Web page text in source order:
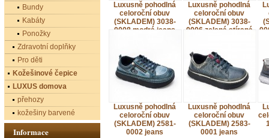
Luxusně pohodlná
celoroční obuv
(SKLADEM) 3038-
0008 modrá jeans
Luxusně pohodlná
celoroční obuv
(SKLADEM) 3038-
0006 zelená stíraná
Luxusně pohodlná
celoroční obuv
(SKLADEM) 2581-
0002 jeans
Luxusně pohodlná
celoroční obuv
(SKLADEM) 2583-
0001 jeans
Bundy
Kabáty
Ponožky
Zdravotní doplňky
Pro děti
Kožešinové čepice
LUXUS domova
přehozy
kožešiny barvené
Informace